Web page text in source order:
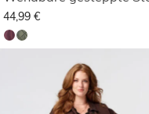
44,99 €